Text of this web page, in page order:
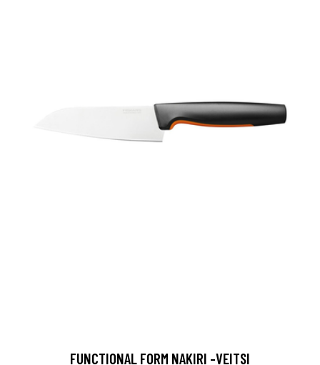
FUNCTIONAL FORM NAKIRI -VEITSI